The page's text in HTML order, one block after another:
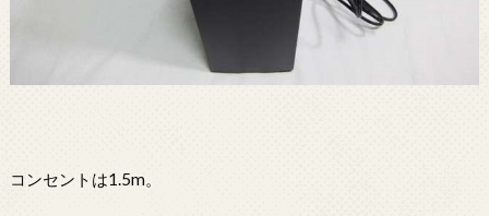
コンセントは1.5m。